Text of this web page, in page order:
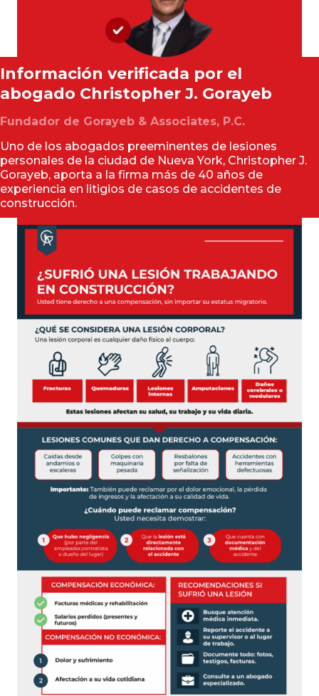
Información verificada por el
abogado Christopher J. Gorayeb
Fundador de Gorayeb & Associates, P.C.
Uno de los abogados preeminentes de lesiones
personales de la ciudad de Nueva York, Christopher J.
Gorayeb, aporta a la firma más de 40 años de
experiencia en litigios de casos de accidentes de
construcción.